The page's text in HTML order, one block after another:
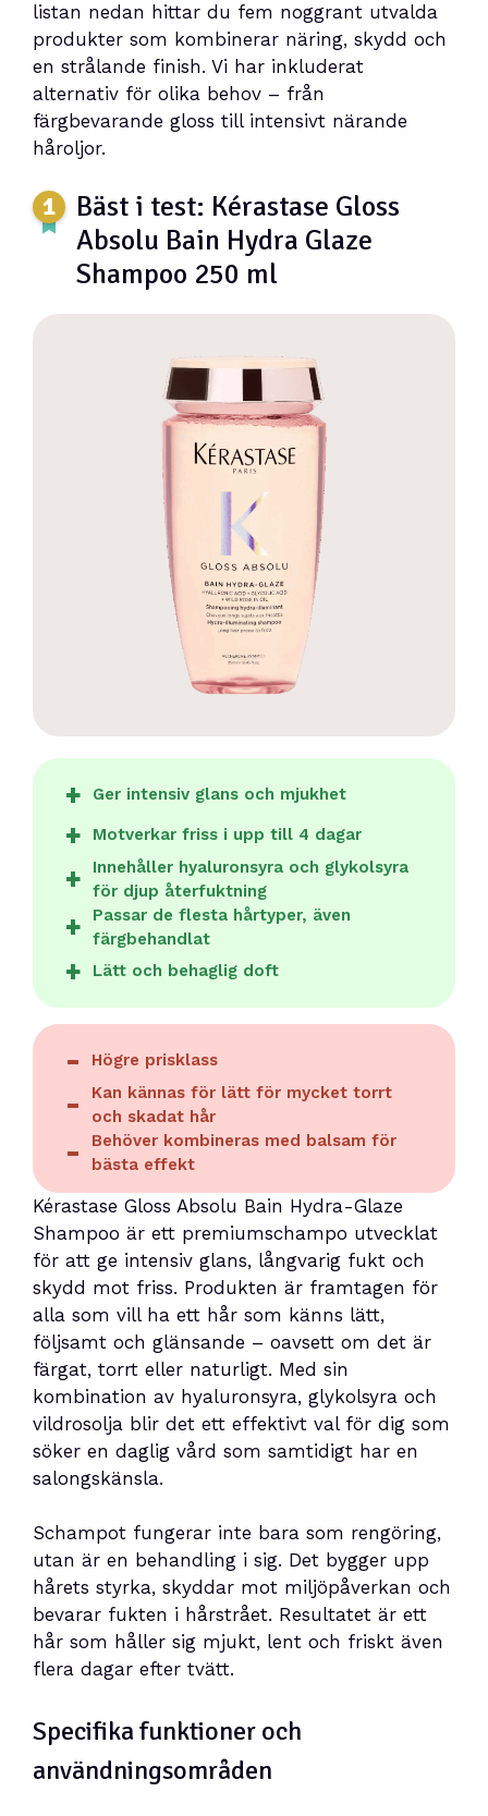
listan nedan hittar du fem noggrant utvalda
produkter som kombinerar näring, skydd och
en strålande finish. Vi har inkluderat
alternativ för olika behov – från
färgbevarande gloss till intensivt närande
håroljor.
Bäst i test: Kérastase Gloss
Absolu Bain Hydra Glaze
Shampoo 250 ml
Ger intensiv glans och mjukhet
Motverkar friss i upp till 4 dagar
Innehåller hyaluronsyra och glykolsyra
för djup återfuktning
Passar de flesta hårtyper, även
färgbehandlat
Lätt och behaglig doft
Högre prisklass
Kan kännas för lätt för mycket torrt
och skadat hår
Behöver kombineras med balsam för
bästa effekt
Kérastase Gloss Absolu Bain Hydra-Glaze
Shampoo är ett premiumschampo utvecklat
för att ge intensiv glans, långvarig fukt och
skydd mot friss. Produkten är framtagen för
alla som vill ha ett hår som känns lätt,
följsamt och glänsande – oavsett om det är
färgat, torrt eller naturligt. Med sin
kombination av hyaluronsyra, glykolsyra och
vildrosolja blir det ett effektivt val för dig som
söker en daglig vård som samtidigt har en
salongskänsla.
Schampot fungerar inte bara som rengöring,
utan är en behandling i sig. Det bygger upp
hårets styrka, skyddar mot miljöpåverkan och
bevarar fukten i hårstrået. Resultatet är ett
hår som håller sig mjukt, lent och friskt även
flera dagar efter tvätt.
Specifika funktioner och
användningsområden